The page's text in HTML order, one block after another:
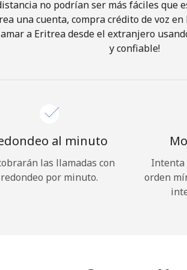
¡Hola!
no podrían ser más fáciles que
una cuenta, compra crédito de voz en
a Eritrea desde el extranjero
y confiable!
al minuto
las llamadas con
redondeo por minuto.
Intenta
orden